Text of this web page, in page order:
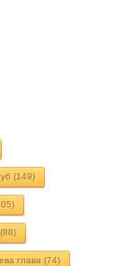
(149)
(88)
глава (74)